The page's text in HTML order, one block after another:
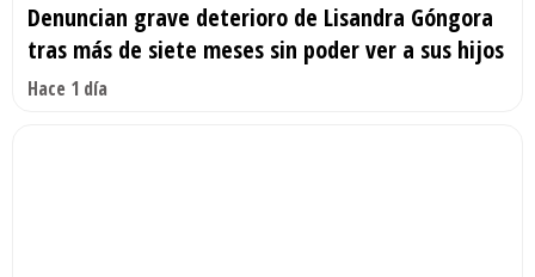
Denuncian grave deterioro de Lisandra Góngora
tras más de siete meses sin poder ver a sus hijos
Hace 1 día